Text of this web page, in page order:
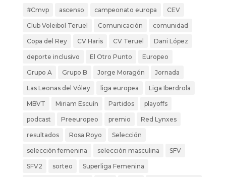
#Cmvp ascenso campeonato europa CEV
Club Voleibol Teruel Comunicación comunidad
Copa del Rey CV Haris CV Teruel Dani López
deporte inclusivo El Otro Punto Europeo
Grupo A Grupo B Jorge Moragón Jornada
Las Leonas del Vóley liga europea Liga Iberdrola
MBVT Miriam Escuín Partidos playoffs
podcast Preeuropeo premio Red Lynxes
resultados Rosa Royo Selección
selección femenina selección masculina SFV
SFV2 sorteo Superliga Femenina